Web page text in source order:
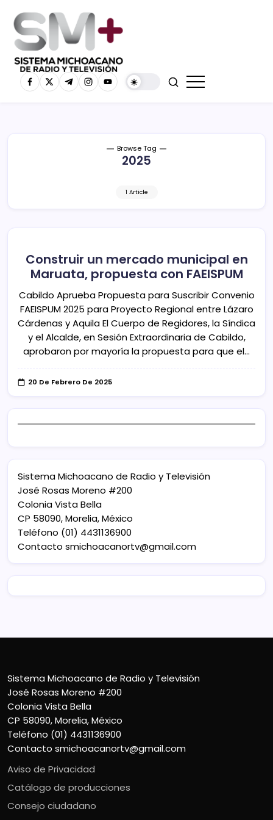
Browse Tag
2025
1 Article
Construir un mercado municipal en
Maruata, propuesta con FAEISPUM
Cabildo Aprueba Propuesta para Suscribir Convenio
FAEISPUM 2025 para Proyecto Regional entre Lázaro
Cárdenas y Aquila El Cuerpo de Regidores, la Síndica
y el Alcalde, en Sesión Extraordinaria de Cabildo,
aprobaron por mayoría la propuesta para que el…
20 De Febrero De 2025
Sistema Michoacano de Radio y Televisión
José Rosas Moreno #200
Colonia Vista Bella
CP 58090, Morelia, México
Teléfono (01) 4431136900
Contacto smichoacanortv@gmail.com
Sistema Michoacano de Radio y Televisión
José Rosas Moreno #200
Colonia Vista Bella
CP 58090, Morelia, México
Teléfono (01) 4431136900
Contacto smichoacanortv@gmail.com
Aviso de Privacidad
Catálogo de producciones
Consejo ciudadano